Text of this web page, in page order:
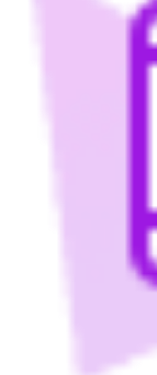
الخصوصية